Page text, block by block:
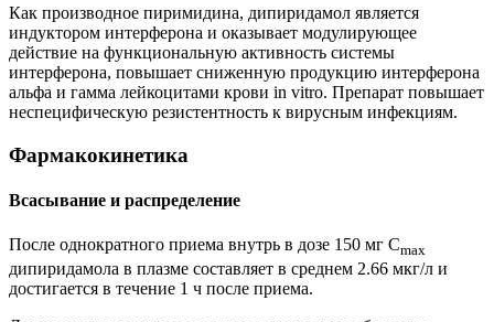
Как производное пиримидина, дипиридамол является
индуктором интерферона и оказывает модулирующее
действие на функциональную активность системы
интерферона, повышает сниженную продукцию интерферона
альфа и гамма лейкоцитами крови in vitro. Препарат повышает
неспецифическую резистентность к вирусным инфекциям.
Фармакокинетика
Всасывание и распределение
После однократного приема внутрь в дозе 150 мг Сmax
дипиридамола в плазме составляет в среднем 2.66 мкг/л и
достигается в течение 1 ч после приема.